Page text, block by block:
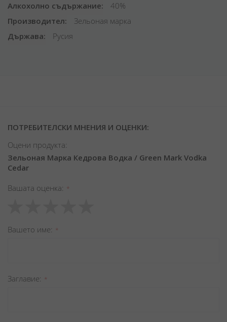
Алкохолно съдържание
40%
Производител
Зельоная марка
Държава
Русия
ПОТРЕБИТЕЛСКИ МНЕНИЯ И ОЦЕНКИ:
Оцени продукта:
Зельоная Марка Кедрова Водка / Green Mark Vodka
Cedar
Вашата оценка
star
stars
stars
stars
stars
Вашето име
Заглавиe